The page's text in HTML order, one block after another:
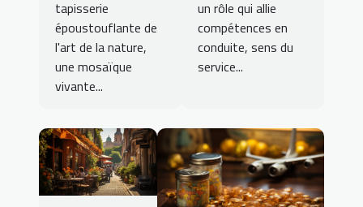
tapisserie
époustouflante de
l'art de la nature,
une mosaïque
vivante...
un rôle qui allie
compétences en
conduite, sens du
service...